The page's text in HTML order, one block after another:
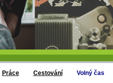
Práce Cestování Volný čas